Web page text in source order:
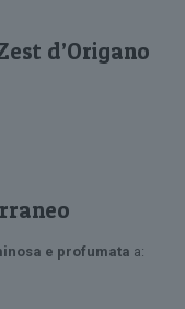
d’Origano
e profumata a: